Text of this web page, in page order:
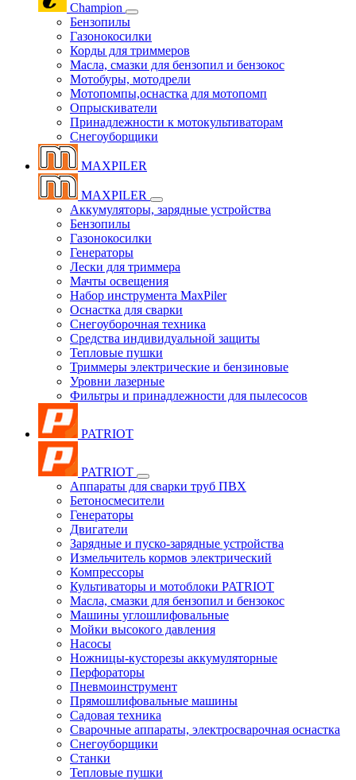
Champion
Бензопилы
Газонокосилки
Корды для триммеров
Масла, смазки для бензопил и бензокос
Мотобуры, мотодрели
Мотопомпы,оснастка для мотопомп
Опрыскиватели
Принадлежности к мотокультиваторам
Снегоуборщики
MAXPILER
MAXPILER
Аккумуляторы, зарядные устройства
Бензопилы
Газонокосилки
Генераторы
Лески для триммера
Мачты освещения
Набор инструмента MaxPiler
Оснастка для сварки
Снегоуборочная техника
Средства индивидуальной защиты
Тепловые пушки
Триммеры электрические и бензиновые
Уровни лазерные
Фильтры и принадлежности для пылесосов
PATRIOT
PATRIOT
Аппараты для сварки труб ПВХ
Бетоносмесители
Генераторы
Двигатели
Зарядные и пуско-зарядные устройства
Измельчитель кормов электрический
Компрессоры
Культиваторы и мотоблоки PATRIOT
Масла, смазки для бензопил и бензокос
Машины углошлифовальные
Мойки высокого давления
Насосы
Ножницы-кусторезы аккумуляторные
Перфораторы
Пневмоинструмент
Прямошлифовальные машины
Садовая техника
Сварочные аппараты, электросварочная оснастка
Снегоуборщики
Станки
Тепловые пушки